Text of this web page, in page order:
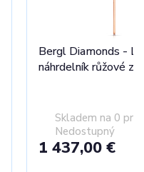
Bergl Diamonds -
náhrdelník růžové
Skladem na 0
Nedostupný
1 437,00 €